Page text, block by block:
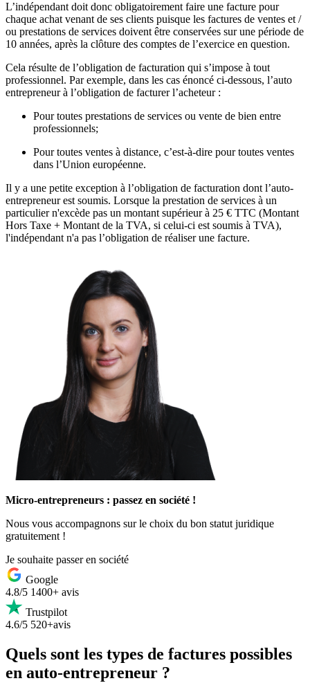
L’indépendant doit donc obligatoirement faire une facture pour
chaque achat venant de ses clients puisque les factures de ventes et /
ou prestations de services doivent être conservées sur une période de
10 années, après la clôture des comptes de l’exercice en question.
Cela résulte de l’obligation de facturation qui s’impose à tout
professionnel. Par exemple, dans les cas énoncé ci-dessous, l’auto
entrepreneur à l’obligation de facturer l’acheteur :
Pour toutes prestations de services ou vente de bien entre
professionnels;
Pour toutes ventes à distance, c’est-à-dire pour toutes ventes
dans l’Union européenne.
Il y a une petite exception à l’obligation de facturation dont l’auto-
entrepreneur est soumis. Lorsque la prestation de services à un
particulier n'excède pas un montant supérieur à 25 € TTC (Montant
Hors Taxe + Montant de la TVA, si celui-ci est soumis à TVA),
l'indépendant n'a pas l’obligation de réaliser une facture.
Micro-entrepreneurs : passez en société !
Nous vous accompagnons sur le choix du bon statut juridique
gratuitement !
Je souhaite passer en société
Google
4.8/5 1400+ avis
Trustpilot
4.6/5 520+avis
Quels sont les types de factures possibles
en auto-entrepreneur ?